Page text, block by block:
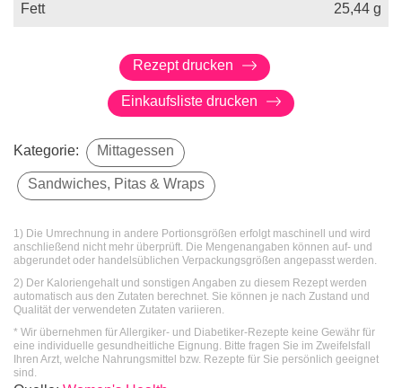
Fett 25,44 g
Rezept drucken
Einkaufsliste drucken
Kategorie: Mittagessen
Sandwiches, Pitas & Wraps
1) Die Umrechnung in andere Portionsgrößen erfolgt maschinell und wird
anschließend nicht mehr überprüft. Die Mengenangaben können auf- und
abgerundet oder handelsüblichen Verpackungsgrößen angepasst werden.
2) Der Kaloriengehalt und sonstigen Angaben zu diesem Rezept werden
automatisch aus den Zutaten berechnet. Sie können je nach Zustand und
Qualität der verwendeten Zutaten variieren.
* Wir übernehmen für Allergiker- und Diabetiker-Rezepte keine Gewähr für
eine individuelle gesundheitliche Eignung. Bitte fragen Sie im Zweifelsfall
Ihren Arzt, welche Nahrungsmittel bzw. Rezepte für Sie persönlich geeignet
sind.